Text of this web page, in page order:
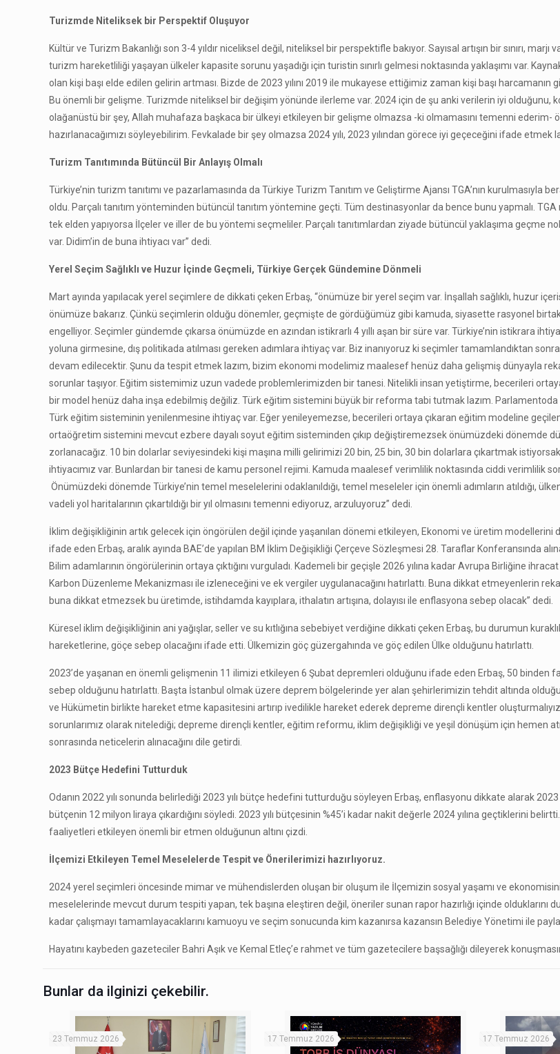
Turizmde Niteliksek bir Perspektif Oluşuyor
Kültür ve Turizm Bakanlığı son 3-4 yıldır niceliksel değil, niteliksel bir perspektifle bakıyor. Sayısal artışın bir sınırı, marjı
turizm hareketliliği yaşayan ülkeler kapasite sorunu yaşadığı için turistin sınırlı gelmesi noktasında yaklaşımı var.
olan kişi başı elde edilen gelirin artması. Bizde de 2023 yılını 2019 ile mukayese ettiğimiz zaman kişi başı harcamanın
Bu önemli bir gelişme. Turizmde niteliksel bir değişim yönünde ilerleme var. 2024 için de şu anki verilerin iyi olduğunu,
olağanüstü bir şey, Allah muhafaza başkaca bir ülkeyi etkileyen bir gelişme olmazsa -ki olmamasını temenni ederim-
hazırlanacağımızı söyleyebilirim. Fevkalade bir şey olmazsa 2024 yılı, 2023 yılından görece iyi geçeceğini ifade etmek
Turizm Tanıtımında Bütüncül Bir Anlayış Olmalı
Türkiye’nin turizm tanıtımı ve pazarlamasında da Türkiye Turizm Tanıtım ve Geliştirme Ajansı TGA’nın kurulmasıyla
oldu. Parçalı tanıtım yönteminden bütüncül tanıtım yöntemine geçti. Tüm destinasyonlar da bence bunu yapmalı. TGA
tek elden yapıyorsa İlçeler ve iller de bu yöntemi seçmeliler. Parçalı tanıtımlardan ziyade bütüncül yaklaşıma geçme
var. Didim’in de buna ihtiyacı var” dedi.
Yerel Seçim Sağlıklı ve Huzur İçinde Geçmeli, Türkiye Gerçek Gündemine Dönmeli
Mart ayında yapılacak yerel seçimlere de dikkati çeken Erbaş, “önümüze bir yerel seçim var. İnşallah sağlıklı, huzur
önümüze bakarız. Çünkü seçimlerin olduğu dönemler, geçmişte de gördüğümüz gibi kamuda, siyasette rasyonel
engelliyor. Seçimler gündemde çıkarsa önümüzde en azından istikrarlı 4 yıllı aşan bir süre var. Türkiye’nin istikrara
yoluna girmesine, dış politikada atılması gereken adımlara ihtiyaç var. Biz inanıyoruz ki seçimler tamamlandıktan
devam edilecektir. Şunu da tespit etmek lazım, bizim ekonomi modelimiz maalesef henüz daha gelişmiş dünyayla
sorunlar taşıyor. Eğitim sistemimiz uzun vadede problemlerimizden bir tanesi. Nitelikli insan yetiştirme, becerileri
bir model henüz daha inşa edebilmiş değiliz. Türk eğitim sistemini büyük bir reforma tabi tutmak lazım. Parlamentoda
Türk eğitim sisteminin yenilenmesine ihtiyaç var. Eğer yenileyemezse, becerileri ortaya çıkaran eğitim modeline
ortaöğretim sistemini mevcut ezbere dayalı soyut eğitim sisteminden çıkıp değiştiremezsek önümüzdeki dönemde
zorlanacağız. 10 bin dolarlar seviyesindeki kişi maşına milli gelirimizi 20 bin, 25 bin, 30 bin dolarlara çıkartmak
ihtiyacımız var. Bunlardan bir tanesi de kamu personel rejimi. Kamuda maalesef verimlilik noktasında ciddi verimlilik
Önümüzdeki dönemde Türkiye’nin temel meselelerini odaklanıldığı, temel meseleler için önemli adımların atıldığı,
vadeli yol haritalarının çıkartıldığı bir yıl olmasını temenni ediyoruz, arzuluyoruz” dedi.
İklim değişikliğinin artık gelecek için öngörülen değil içinde yaşanılan dönemi etkileyen, Ekonomi ve üretim modellerini
ifade eden Erbaş, aralık ayında BAE’de yapılan BM İklim Değişikliği Çerçeve Sözleşmesi 28. Taraflar Konferansında
Bilim adamlarının öngörülerinin ortaya çıktığını vurguladı. Kademeli bir geçişle 2026 yılına kadar Avrupa Birliğine
Karbon Düzenleme Mekanizması ile izleneceğini ve ek vergiler uygulanacağını hatırlattı. Buna dikkat etmeyenlerin
buna dikkat etmezsek bu üretimde, istihdamda kayıplara, ithalatın artışına, dolayısı ile enflasyona sebep olacak” dedi.
Küresel iklim değişikliğinin ani yağışlar, seller ve su kıtlığına sebebiyet verdiğine dikkati çeken Erbaş, bu durumun
hareketlerine, göçe sebep olacağını ifade etti. Ülkemizin göç güzergahında ve göç edilen Ülke olduğunu hatırlattı.
2023’de yaşanan en önemli gelişmenin 11 ilimizi etkileyen 6 Şubat depremleri olduğunu ifade eden Erbaş, 50 binden
sebep olduğunu hatırlattı. Başta İstanbul olmak üzere deprem bölgelerinde yer alan şehirlerimizin tehdit altında
ve Hükümetin birlikte hareket etme kapasitesini artırıp ivedilikle hareket ederek depreme dirençli kentler
sorunlarımız olarak nitelediği; depreme dirençli kentler, eğitim reformu, iklim değişikliği ve yeşil dönüşüm için hemen
sonrasında neticelerin alınacağını dile getirdi.
2023 Bütçe Hedefini Tutturduk
Odanın 2022 yılı sonunda belirlediği 2023 yılı bütçe hedefini tutturduğu söyleyen Erbaş, enflasyonu dikkate alarak 2023
bütçenin 12 milyon liraya çıkardığını söyledi. 2023 yılı bütçesinin %45’i kadar nakit değerle 2024 yılına geçtiklerini
faaliyetleri etkileyen önemli bir etmen olduğunun altını çizdi.
İlçemizi Etkileyen Temel Meselelerde Tespit ve Önerilerimizi hazırlıyoruz.
2024 yerel seçimleri öncesinde mimar ve mühendislerden oluşan bir oluşum ile İlçemizin sosyal yaşamı ve
meselelerinde mevcut durum tespiti yapan, tek başına eleştiren değil, öneriler sunan rapor hazırlığı içinde olduklarını
kadar çalışmayı tamamlayacaklarını kamuoyu ve seçim sonucunda kim kazanırsa kazansın Belediye Yönetimi ile
Hayatını kaybeden gazeteciler Bahri Aşık ve Kemal Etleç’e rahmet ve tüm gazetecilere başsağlığı dileyerek
Bunlar da ilginizi çekebilir.
23 Temmuz 2026 17 Temmuz 2026 17 Temmuz 2026